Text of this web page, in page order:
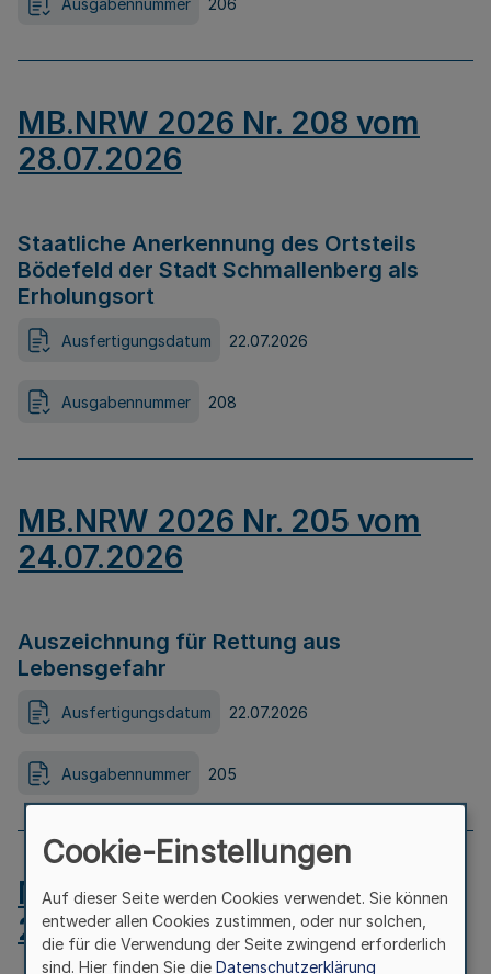
MB.NRW 2026 Nr. 208 vom
28.07.2026
Staatliche Anerkennung des Ortsteils
Bödefeld der Stadt Schmallenberg als
Erholungsort
Ausfertigungsdatum 22.07.2026
Ausgabennummer 208
MB.NRW 2026 Nr. 205 vom
24.07.2026
Auszeichnung für Rettung aus
Lebensgefahr
Ausfertigungsdatum 22.07.2026
Ausgabennummer 205
MB.NRW 2026 Nr. 204 vom
24.07.2026
Cookie-Einstellungen
Auf dieser Seite werden Cookies verwendet. Sie können
entweder allen Cookies zustimmen, oder nur solchen,
die für die Verwendung der Seite zwingend erforderlich
sind. Hier finden Sie die Datenschutzerklärung